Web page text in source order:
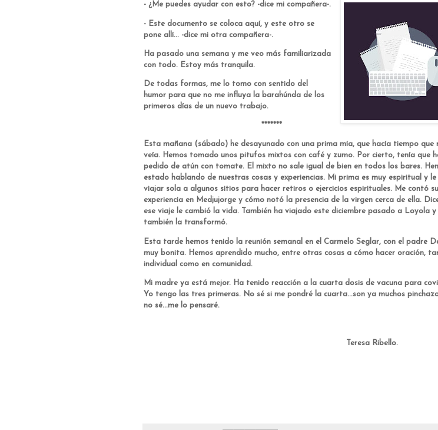
- ¿Me puedes ayudar con esto? -dice mi compañera-.
- Este documento se coloca aquí, y este otro se
pone allí... -dice mi otra compañera-.
Ha pasado una semana y me veo más familiarizada
con todo. Estoy más tranquila.
De todas formas, me lo tomo con sentido del
humor para que no me influya la barahúnda de los
primeros días de un nuevo trabajo.
*******
Esta mañana (sábado) he desayunado con una prima mía, que hacía tiempo que
veía. Hemos tomado unos pitufos mixtos con café y zumo. Por cierto, tenía que
pedido de atún con tomate. El mixto no sale igual de bien en todos los bares.
estado hablando de nuestras cosas y experiencias. Mi prima es muy espiritual y
viajar sola a algunos sitios para hacer retiros o ejercicios espirituales. Me contó su
experiencia en Medjujorge y cómo notó la presencia de la virgen cerca de ella.
ese viaje le cambió la vida. También ha viajado este diciembre pasado a Loyola y
también la transformó.
Esta tarde hemos tenido la reunión semanal en el Carmelo Seglar, con el padre
muy bonita. Hemos aprendido mucho, entre otras cosas a cómo hacer oración,
individual como en comunidad.
Mi madre ya está mejor. Ha tenido reacción a la cuarta dosis de vacuna para
Yo tengo las tres primeras. No sé si me pondré la cuarta...son ya muchos
no sé...me lo pensaré.
Teresa Ribello.